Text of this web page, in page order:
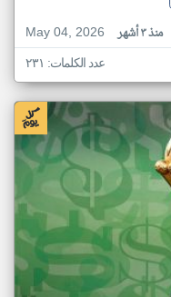
May 04, 2026
منذ ٣ أشهر
عدد الكلمات: ٢٣١